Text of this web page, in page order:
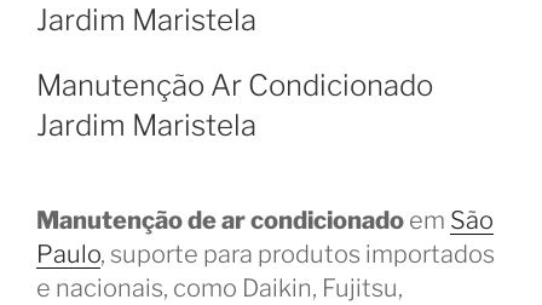
Jardim Maristela
Manutenção Ar Condicionado
Jardim Maristela
Manutenção de ar condicionado em São
Paulo, suporte para produtos importados
e nacionais, como Daikin, Fujitsu,